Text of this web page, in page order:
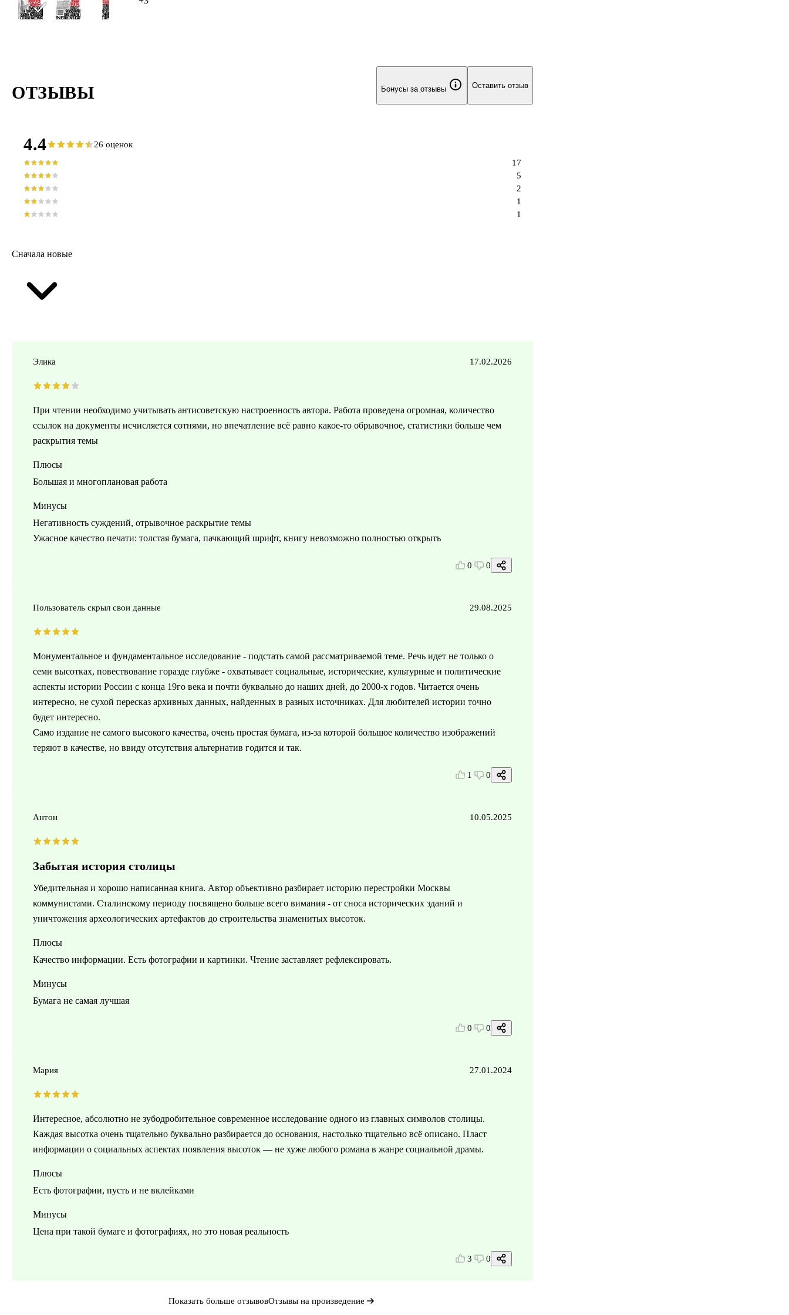
ОТЗЫВЫ Бонусы за отзывы Оставить отзыв
4.4 26 оценок
1
1
2
5
17
Сначала новые
Элика 17.02.2026
При чтении необходимо учитывать антисоветскую настроенность автора. Работа проведена огромная, количество
ссылок на документы исчисляется сотнями, но впечатление всё равно какое-то обрывочное, статистики больше чем
раскрытия темы
Плюсы
Большая и многоплановая работа
Минусы
Негативность суждений, отрывочное раскрытие темы
Ужасное качество печати: толстая бумага, пачкающий шрифт, книгу невозможно полностью открыть
0 0
Пользователь скрыл свои данные 29.08.2025
Монументальное и фундаментальное исследование - подстать самой рассматриваемой теме. Речь идет не только о
семи высотках, повествование горазде глубже - охватывает социальные, исторические, культурные и политические
аспекты истории России с конца 19го века и почти буквально до наших дней, до 2000-х годов. Читается очень
интересно, не сухой пересказ архивных данных, найденных в разных источниках. Для любителей истории точно
будет интересно.
Само издание не самого высокого качества, очень простая бумага, из-за которой большое количество изображений
теряют в качестве, но ввиду отсутствия альтернатив годится и так.
1 0
Антон 10.05.2025
Забытая история столицы
Убедительная и хорошо написанная книга. Автор объективно разбирает историю перестройки Москвы
коммунистами. Сталинскому периоду посвящено больше всего вимания - от сноса исторических зданий и
уничтожения археологических артефактов до строительства знаменитых высоток.
Плюсы
Качество информации. Есть фотографии и картинки. Чтение заставляет рефлексировать.
Минусы
Бумага не самая лучшая
0 0
Мария 27.01.2024
Интересное, абсолютно не зубодробительное современное исследование одного из главных символов столицы.
Каждая высотка очень тщательно буквально разбирается до основания, настолько тщательно всё описано. Пласт
информации о социальных аспектах появления высоток — не хуже любого романа в жанре социальной драмы.
Плюсы
Есть фотографии, пусть и не вклейками
Минусы
Цена при такой бумаге и фотографиях, но это новая реальность
3 0
Показать больше отзывовОтзывы на произведение